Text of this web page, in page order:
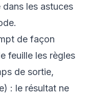
dans les astuces
.
de façon
feuille les règles
de sortie,
: le résultat ne